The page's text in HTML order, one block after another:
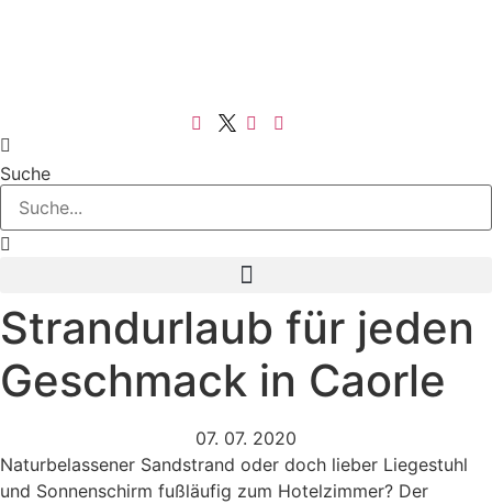
Suche
Strandurlaub für jeden
Geschmack in Caorle
07. 07. 2020
Naturbelassener Sandstrand oder doch lieber Liegestuhl
und Sonnenschirm fußläufig zum Hotelzimmer? Der